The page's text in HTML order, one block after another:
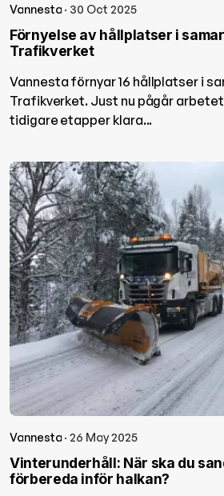
Vannesta · 30 Oct 2025
Förnyelse av hållplatser i
Trafikverket
Vannesta förnyar 16 hållplatser i
Trafikverket. Just nu pågår arbetet
tidigare etapper klara...
Vannesta · 26 May 2025
Vinterunderhåll: När ska du
förbereda inför halkan?